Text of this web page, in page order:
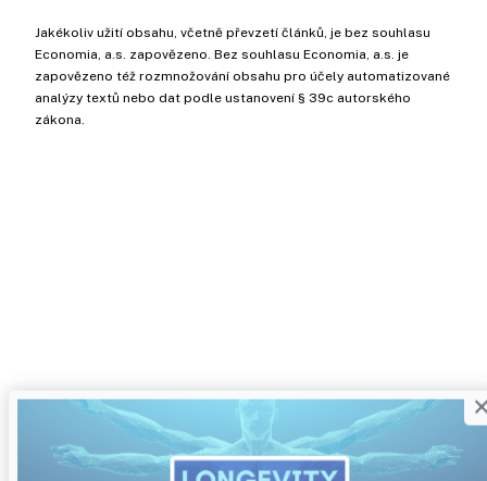
Jakékoliv užití obsahu, včetně převzetí článků, je bez souhlasu
Economia, a.s. zapovězeno. Bez souhlasu Economia, a.s. je
zapovězeno též rozmnožování obsahu pro účely automatizované
analýzy textů nebo dat podle ustanovení § 39c autorského
zákona.